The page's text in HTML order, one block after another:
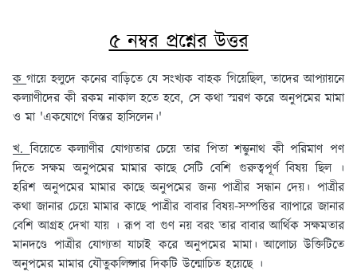
৫ নম্বর প্রশ্নের উত্তর
কগায়ে হলুদে কনের বাড়িতে যে সংখ্যক বাহক গিয়েছিল, তাদের আপ্যায়নে
কল্যাণীদের কী রকম নাকাল হতে হবে, সে কথা স্মরণ করে অনুপমের মামা
ও মা 'একযোগে বিস্তর হাসিলেন।'
খ.বিয়েতে কল্যাণীর যোগ্যতার চেয়ে তার পিতা শম্ভুনাথ কী পরিমাণ পণ
দিতে সক্ষম অনুপমের মামার কাছে সেটি বেশি গুরুত্বপূর্ণ বিষয় ছিল ।
হরিশ অনুপমের মামার কাছে অনুপমের জন্য পাত্রীর সন্ধান দেয়। পাত্রীর
কথা জানার চেয়ে মামার কাছে পাত্রীর বাবার বিষয়-সম্পত্তির ব্যাপারে জানার
বেশি আগ্রহ দেখা যায় । রূপ বা গুণ নয় বরং তার বাবার আর্থিক সক্ষমতার
মানদণ্ডে পাত্রীর যোগ্যতা যাচাই করে অনুপমের মামা। আলোচ্য উক্তিটিতে
অনুপমের মামার যৌতুকলিপ্সার দিকটি উন্মোচিত হয়েছে ।